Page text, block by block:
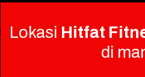
Lokasi Hitfat
di